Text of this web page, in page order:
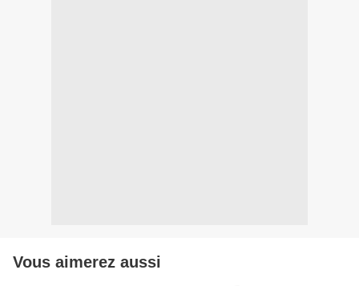
Vous aimerez aussi